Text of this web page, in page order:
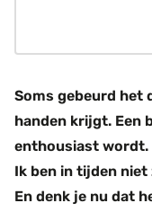
Soms gebeurd het
handen krijgt. Een
enthousiast wordt.
Ik ben in tijden niet
En denk je nu dat